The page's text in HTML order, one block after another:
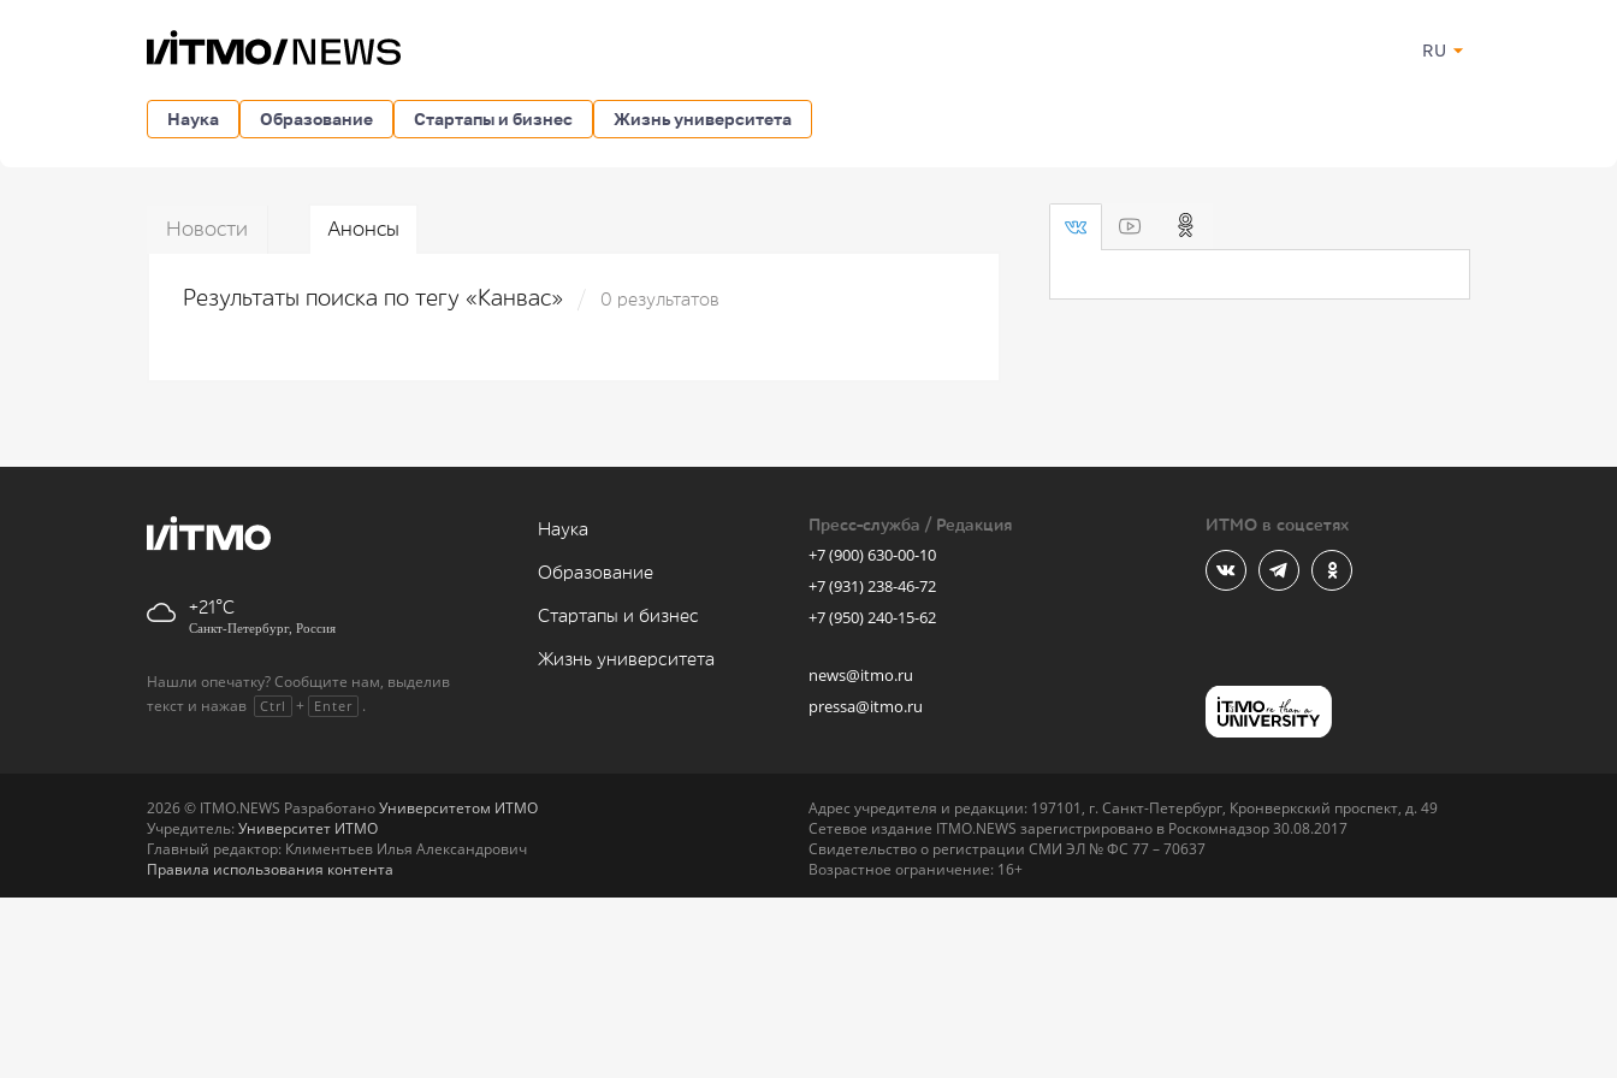
RU
Наука Образование Стартапы и бизнес Жизнь университета
Новости Анонсы
Результаты поиска по тегу «Канвас» 0 результатов
+21
Санкт-Петербург, Россия
Нашли опечатку? Сообщите нам, выделив
текст и нажав
Ctrl + Enter .
Наука
Образование
Стартапы и бизнес
Жизнь университета
Пресс-служба / Редакция
+7 (900) 630-00-10
+7 (931) 238-46-72
+7 (950) 240-15-62
news@itmo.ru
pressa@itmo.ru
ИТМО в соцсетях
2026 © ITMO.NEWS РазработаноУниверситетом ИТМО
Учредитель: Университет ИТМО
Главный редактор: Климентьев Илья Александрович
Правила использования контента
Адрес учредителя и редакции: 197101, г. Санкт-Петербург, Кронверкский проспект, д. 49
Сетевое издание ITMO.NEWS зарегистрировано в Роскомнадзор 30.08.2017
Свидетельство о регистрации СМИ ЭЛ № ФС 77 – 70637
Возрастное ограничение: 16+